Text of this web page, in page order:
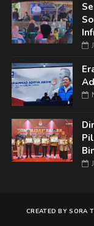
CREATED BYSORA